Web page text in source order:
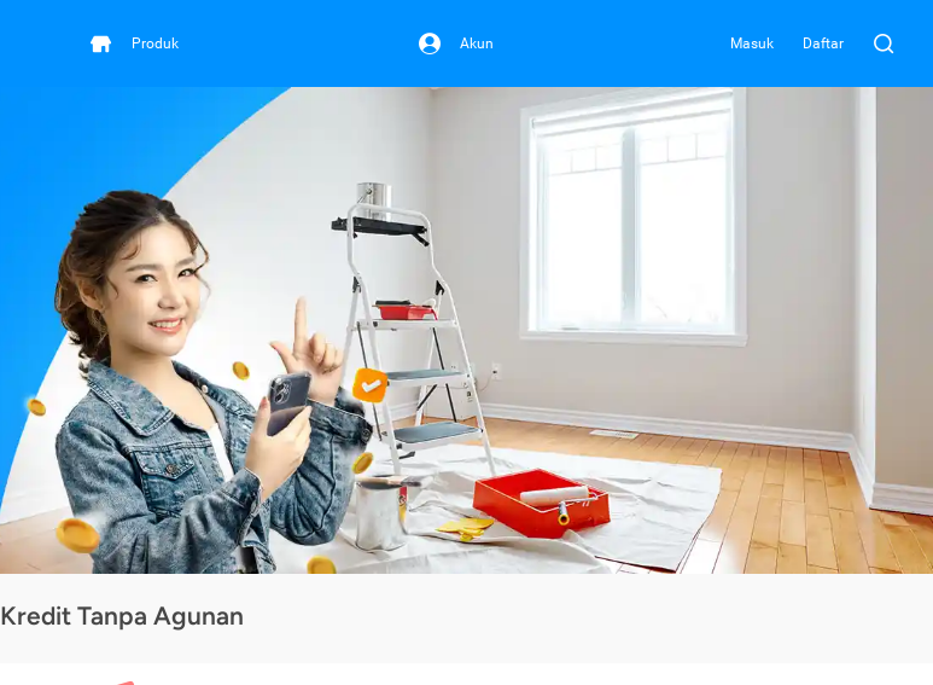
Produk Akun Masuk Daftar
Kredit Tanpa Agunan